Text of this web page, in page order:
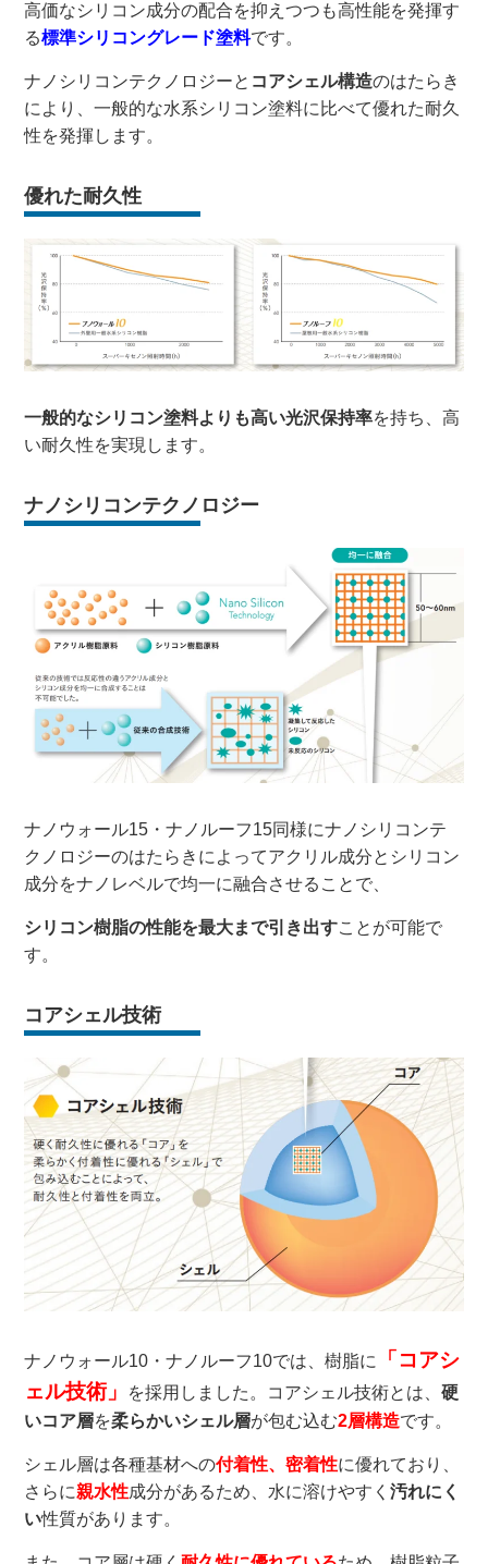
高価なシリコン成分の配合を抑えつつも高性能を発揮す
る標準シリコングレード塗料です。
ナノシリコンテクノロジーと コアシェル構造のはたらき
により、一般的な水系シリコン塗料に比べて優れた耐久
性を発揮します。
優れた耐久性
一般的なシリコン塗料よりも高い光沢保持率を持ち、高
い耐久性を実現します。
ナノシリコンテクノロジー
ナノウォール15・ナノルーフ15同様にナノシリコンテ
クノロジーのはたらきによってアクリル成分とシリコン
成分をナノレベルで均一に融合させることで、
シリコン樹脂の性能を最大まで引き出すことが可能で
す。
コアシェル技術
ナノウォール10・ナノルーフ10では、樹脂に
「コアシ
ェル技術」
を採用しました。コアシェル技術とは、硬
いコア層を柔らかいシェル層が包む込む2層構造です。
シェル層は各種基材への付着性、密着性に優れており、
さらに親水性成分があるため、水に溶けやすく汚れにく
い性質があります。